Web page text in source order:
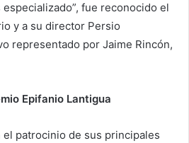
especializado”, fue reconocido el
y a su director Persio
representado por Jaime Rincón,
Epifanio Lantigua
el patrocinio de sus principales